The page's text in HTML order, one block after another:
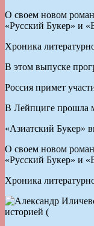
О своем новом
«Русский Букер» и
Хроника
В этом выпуске
Россия примет
В Лейпциге прошла
«Азиатский Букер»
О своем новом
«Русский Букер» и
Хроника